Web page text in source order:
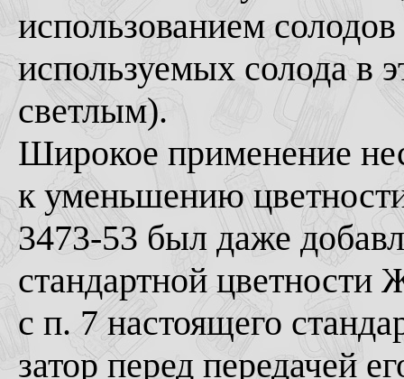
использованием
используемых солода в
светлым).
Широкое применение
к уменьшению
3473-53 был даже
стандартной цветности
с п. 7 настоящего
затор перед передачей